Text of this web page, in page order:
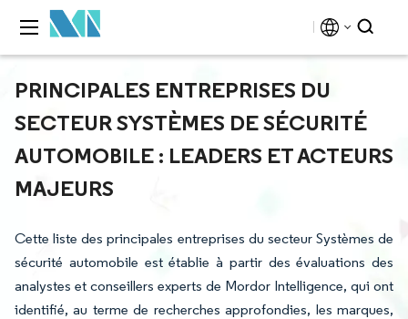
PRINCIPALES ENTREPRISES DU
SECTEUR SYSTÈMES DE SÉCURITÉ
AUTOMOBILE : LEADERS ET ACTEURS
MAJEURS
Cette liste des principales entreprises du secteur Systèmes de
sécurité automobile est établie à partir des évaluations des
analystes et conseillers experts de Mordor Intelligence, qui ont
identifié, au terme de recherches approfondies, les marques,